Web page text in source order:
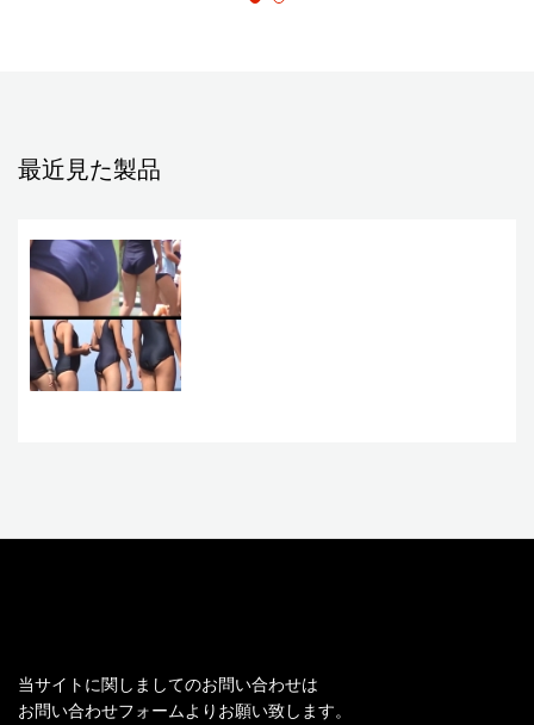
最近見た製品
当サイトに関しましてのお問い合わせは
お問い合わせフォームよりお願い致します。